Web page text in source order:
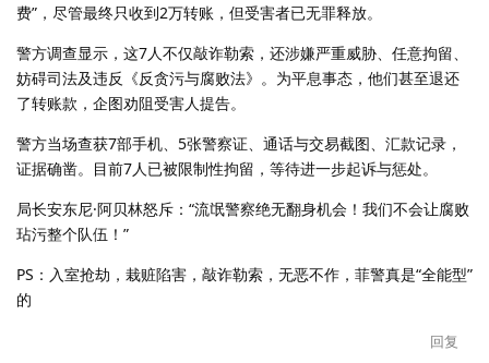
费”，尽管最终只收到2万转账，但受害者已无罪释放。
警方调查显示，这7人不仅敲诈勒索，还涉嫌严重威胁、任意拘留、
妨碍司法及违反《反贪污与腐败法》。为平息事态，他们甚至退还
了转账款，企图劝阻受害人提告。
警方当场查获7部手机、5张警察证、通话与交易截图、汇款记录，
证据确凿。目前7人已被限制性拘留，等待进一步起诉与惩处。
局长安东尼·阿贝林怒斥：“流氓警察绝无翻身机会！我们不会让腐败
玷污整个队伍！”
PS：入室抢劫，栽赃陷害，敲诈勒索，无恶不作，菲警真是“全能型”
的
回复